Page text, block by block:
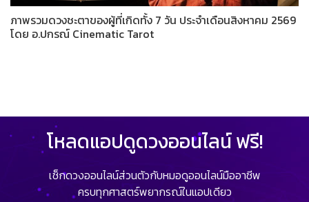
ภาพรวมดวงชะตาของผู้ที่เกิดทั้ง 7 วัน ประจำเดือนสิงหาคม 2569
โดย อ.ปกรณ์ Cinematic Tarot
โหลดแอปดูดวงออนไลน์ ฟรี!
เช็กดวงออนไลน์ส่วนตัวกับหมอดูออนไลน์มืออาชีพ
ครบทุกศาสตร์พยากรณ์ในแอปเดียว